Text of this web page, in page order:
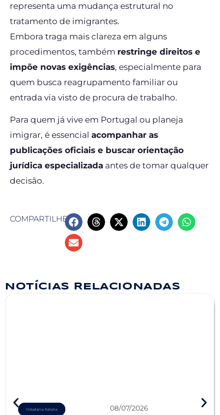
representa uma mudança estrutural no
tratamento de imigrantes.
Embora traga mais clareza em alguns
procedimentos, também restringe direitos e
impõe novas exigências, especialmente para
quem busca reagrupamento familiar ou
entrada via visto de procura de trabalho.
Para quem já vive em Portugal ou planeja
imigrar, é essencial acompanhar as
publicações oficiais e buscar orientação
jurídica especializada antes de tomar qualquer
decisão.
COMPARTILHE
NOTÍCIAS RELACIONADAS
Cidadania Italiana 08/07/2026